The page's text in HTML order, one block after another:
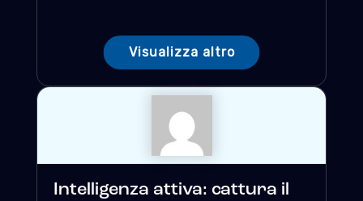
Visualizza altro
Intelligenza attiva: cattura il